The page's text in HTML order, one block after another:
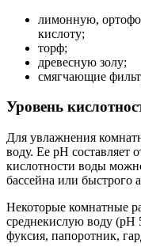
лимонную,
кислоту;
торф;
древесную золу;
смягчающие
Уровень
Для увлажнения
воду. Ее рН составляет
кислотности воды
бассейна или быстрого
Некоторые комнатные
среднекислую воду (рН
фуксия, папоротник,